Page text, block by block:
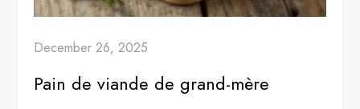
December 26, 2025
Pain de viande de grand-mère